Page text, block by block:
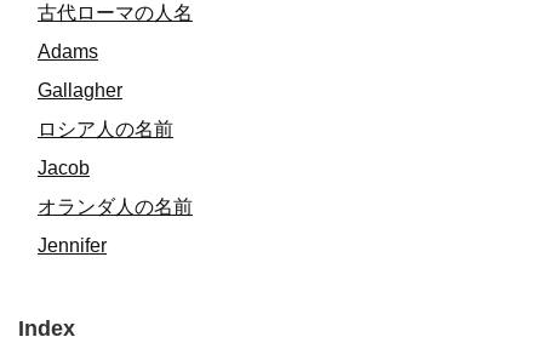
古代ローマの人名
Adams
Gallagher
ロシア人の名前
Jacob
オランダ人の名前
Jennifer
Index